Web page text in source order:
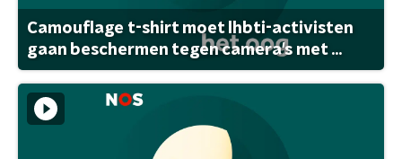
Camouflage t-shirt moet lhbti-activisten
gaan beschermen tegen camera's met ...